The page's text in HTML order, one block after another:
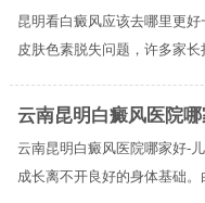
昆明看白癜风应该去哪里更
皮肤色素脱失问题，许多家长
云南昆明白癜风医院
云南昆明白癜风医院哪家好-
成长离不开良好的身体基础。